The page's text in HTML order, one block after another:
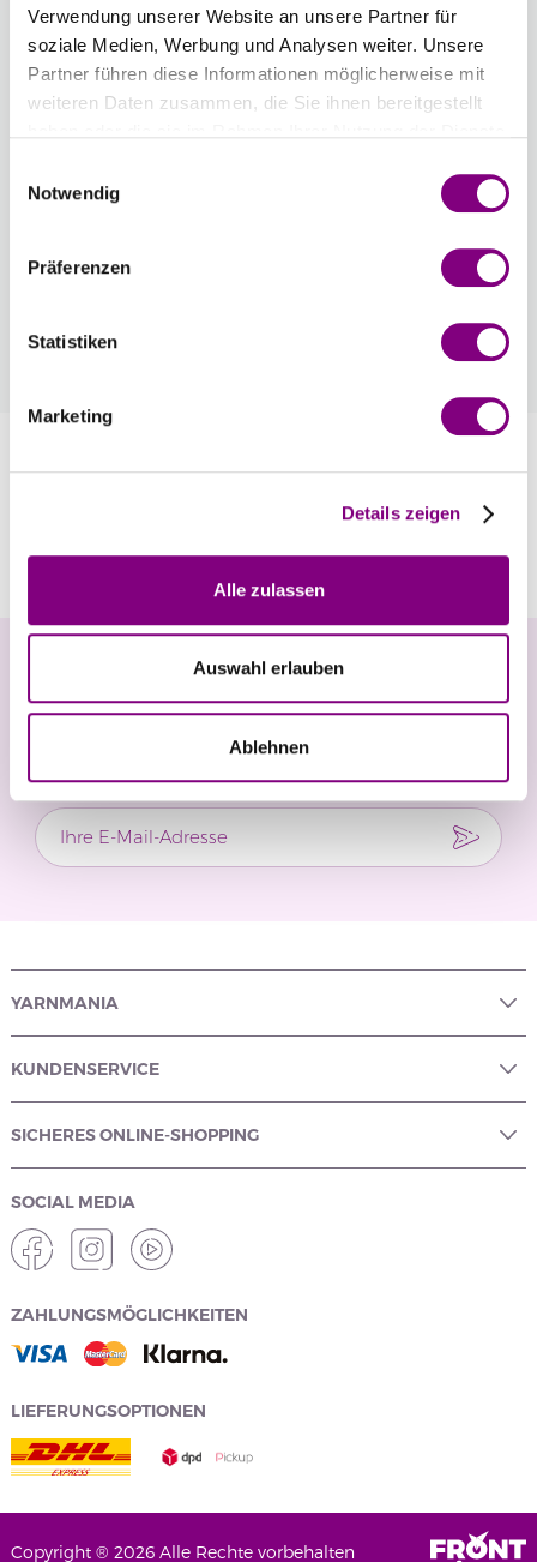
Verwendung unserer Website an unsere Partner für
soziale Medien, Werbung und Analysen weiter. Unsere
Partner führen diese Informationen möglicherweise mit
weiteren Daten zusammen, die Sie ihnen bereitgestellt
Notwendig
Präferenzen
Statistiken
Marketing
Details zeigen
Alle zulassen
Auswahl erlauben
Ablehnen
Mitglied werden Sie ganz einfach an der
automatisch an der Kasse.
Newsletter
Angebote.
YARNMANIA
KUNDENSERVICE
SICHERES ONLINE-SHOPPING
SOCIAL MEDIA
ZAHLUNGSMÖGLICHKEITEN
LIEFERUNGSOPTIONEN
Copyright ® 2026 Alle Rechte vorbehalten